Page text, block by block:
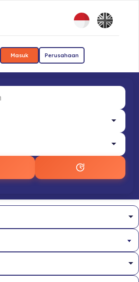
Masuk Perusahaan